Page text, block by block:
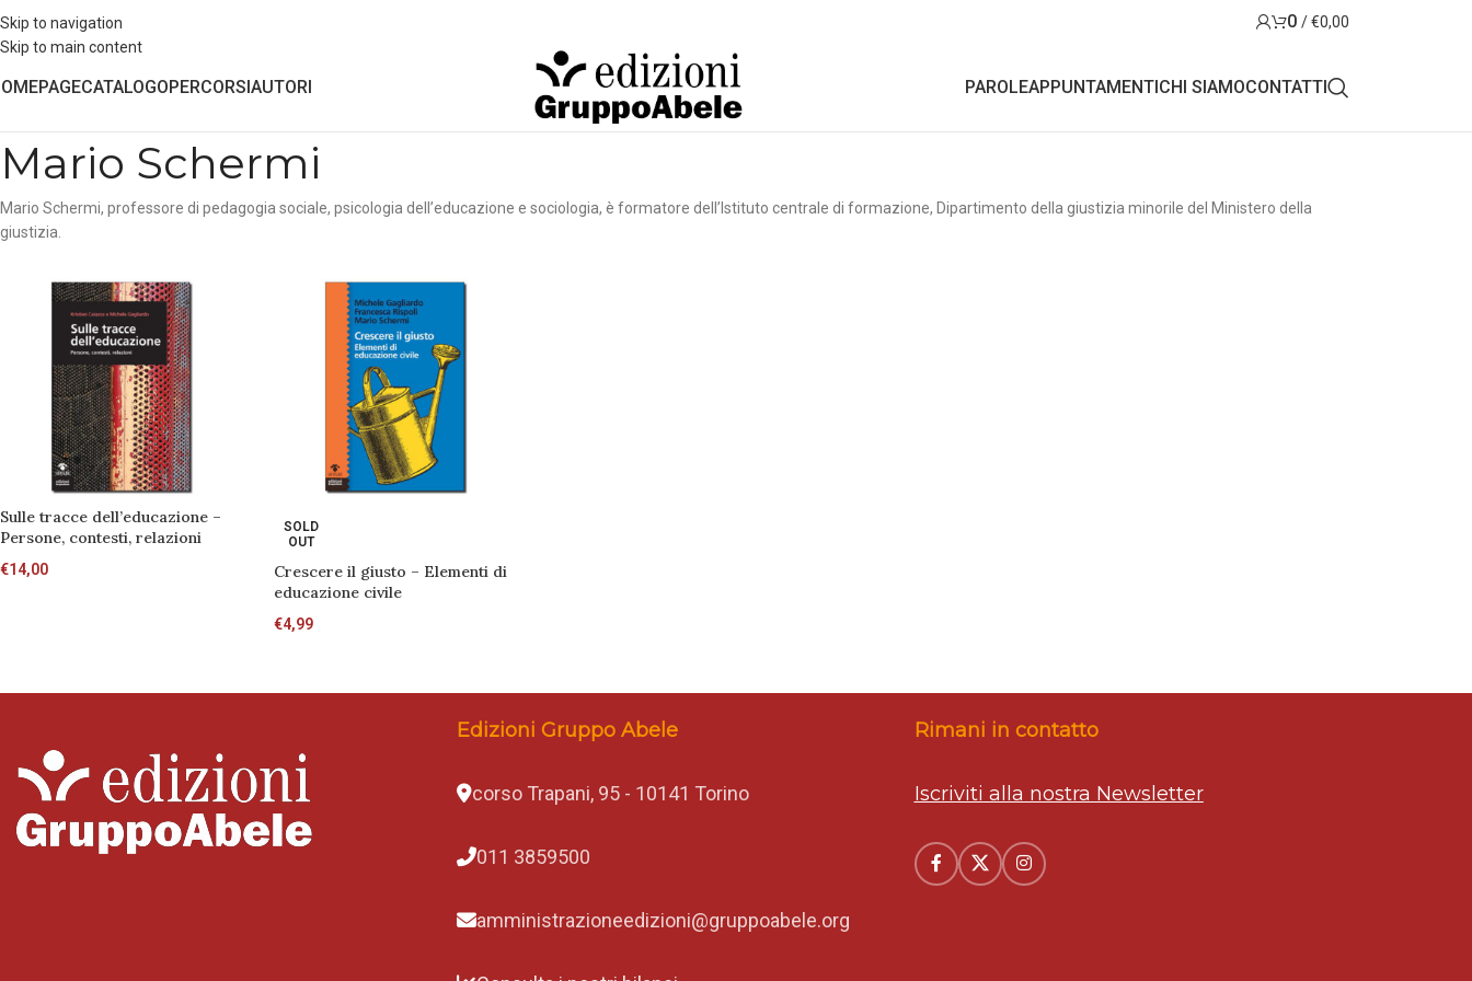
Skip to navigation
Skip to main content
0 /€0,00
CATALOGOPERCORSIAUTORI PAROLEAPPUNTAMENTICHI SIAMOCONTATTI
Mario Schermi
Mario Schermi, professore di pedagogia sociale, psicologia dell’educazione e sociologia, è formatore dell’Istituto centrale di formazione, Dipartimento della giustizia minorile del Ministero della
giustizia.
Sulle tracce dell’educazione –
Persone, contesti, relazioni
€14,00
SOLD
OUT
Crescere il giusto – Elementi di
educazione civile
€4,99
Edizioni Gruppo Abele
corso Trapani, 95 - 10141 Torino
011 3859500
amministrazioneedizioni@gruppoabele.org
Rimani in contatto
Iscriviti alla nostra Newsletter